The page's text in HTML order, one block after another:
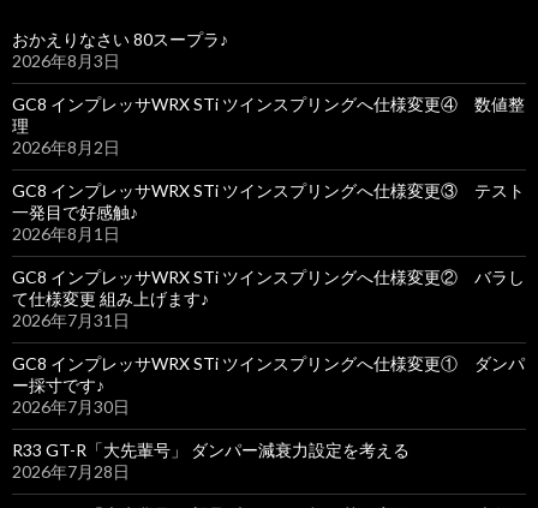
おかえりなさい 80スープラ♪
2026年8月3日
GC8 インプレッサWRX STi ツインスプリングへ仕様変更④ 数値整
理
2026年8月2日
GC8 インプレッサWRX STi ツインスプリングへ仕様変更③ テスト
一発目で好感触♪
2026年8月1日
GC8 インプレッサWRX STi ツインスプリングへ仕様変更② バラし
て仕様変更 組み上げます♪
2026年7月31日
GC8 インプレッサWRX STi ツインスプリングへ仕様変更① ダンパ
ー採寸です♪
2026年7月30日
R33 GT-R「大先輩号」 ダンパー減衰力設定を考える
2026年7月28日